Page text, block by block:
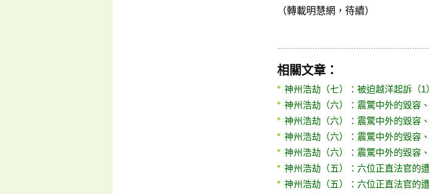
（轉載明慧網，待續）
相關文章：
神州浩劫（七）：被迫越洋起訴（1
神州浩劫（六）：震驚中外的毀容
神州浩劫（六）：震驚中外的毀容
神州浩劫（六）：震驚中外的毀容
神州浩劫（六）：震驚中外的毀容
神州浩劫（五）：六位正直法官的
神州浩劫（五）：六位正直法官的